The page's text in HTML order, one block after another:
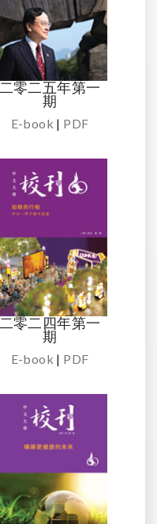
二零二五年第一
期
E-book | PDF
二零二四年第一
期
E-book | PDF